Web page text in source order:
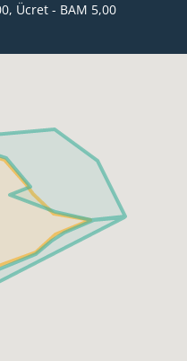
Ücret - BAM 5,00